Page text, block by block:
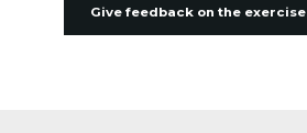
Give feedback on the exercise